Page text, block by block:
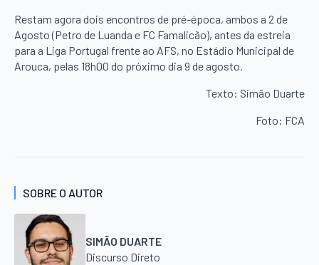
Restam agora dois encontros de pré-época, ambos a 2 de
Agosto (Petro de Luanda e FC Famalicão), antes da estreia
para a Liga Portugal frente ao AFS, no Estádio Municipal de
Arouca, pelas 18h00 do próximo dia 9 de agosto.
Texto: Simão Duarte
Foto: FCA
SOBRE O AUTOR
SIMÃO DUARTE
Discurso Direto